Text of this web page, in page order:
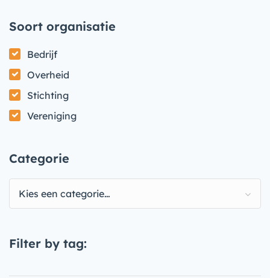
Soort organisatie
Bedrijf
Overheid
Stichting
Vereniging
Categorie
Kies een categorie…
Filter by tag: